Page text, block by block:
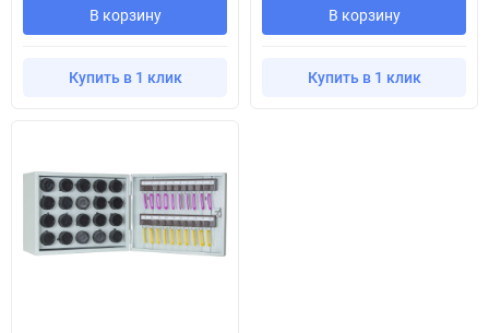
В корзину
Купить в 1 клик
В корзину
Купить в 1 клик